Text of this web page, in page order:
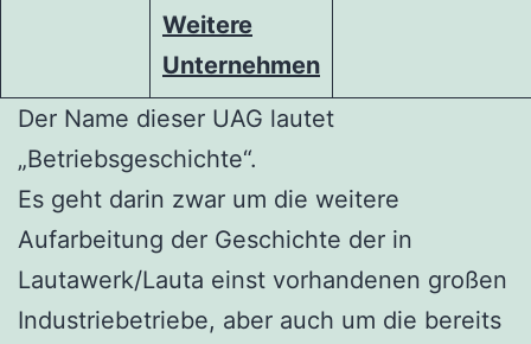
Weitere
Unternehmen
Der Name dieser UAG lautet
„Betriebsgeschichte“.
Es geht darin zwar um die weitere
Aufarbeitung der Geschichte der in
Lautawerk/Lauta einst vorhandenen großen
Industriebetriebe, aber auch um die bereits